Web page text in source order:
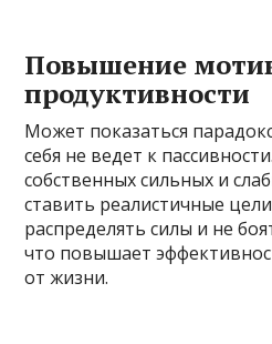
Повышение
продуктивности
Может показаться
себя не ведет к
собственных сильных и
ставить реалистичные
распределять силы и не
что повышает
от жизни.